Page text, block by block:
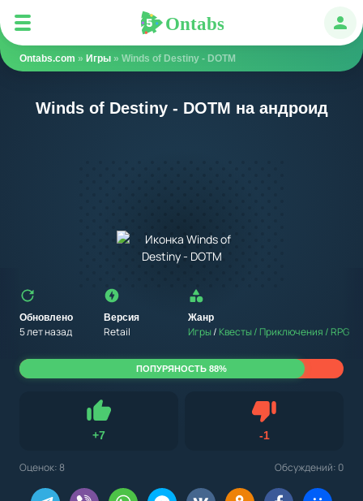
Ontabs
Ontabs.com » Игры » Winds of Destiny - DOTM
Winds of Destiny - DOTM на андроид
Обновлено
5 лет назад
Версия
Retail
Жанр
Игры/Квесты / Приключения / RPG
+7
Нравится
-1
Оценок:8 Обсуждений: 0
ПОПУРЯНОСТЬ 88%